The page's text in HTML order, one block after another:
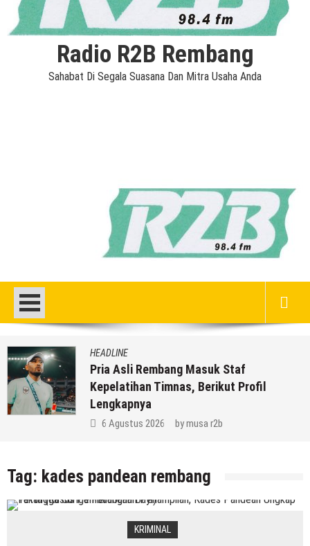
Radio R2B Rembang
Sahabat Di Segala Suasana Dan Mitra Usaha Anda
HEADLINE
Pria Asli Rembang Masuk Staf
Kepelatihan Timnas, Berikut Profil
Lengkapnya
6 Agustus 2026 bymusa r2b
Tag: kades pandean rembang
KRIMINAL